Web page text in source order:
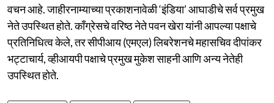
वचन आहे. जाहीरनाम्याच्या प्रकाशनावेळी ‘इंडिया’ आघाडीचे सर्व प्रमुख
नेते उपस्थित होते. काँग्रेसचे वरिष्ठ नेते पवन खेरा यांनी आपल्या पक्षाचे
प्रतिनिधित्व केले, तर सीपीआय (एमएल) लिबरेशनचे महासचिव दीपांकर
भट्टाचार्य, व्हीआयपी पक्षाचे प्रमुख मुकेश साहनी आणि अन्य नेतेही
उपस्थित होते.